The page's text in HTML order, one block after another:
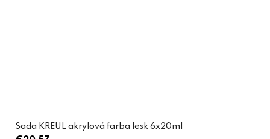
Sada KREUL akrylová farba lesk 6x20ml